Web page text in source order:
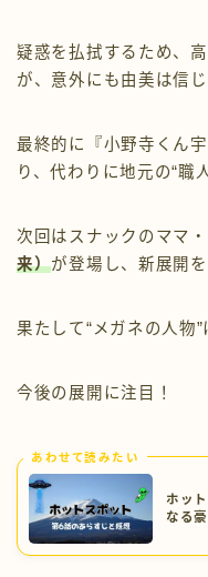
疑惑を払拭するため、
が、意外にも由美は信
最終的に『小野寺くん
り、代わりに地元の“職
次回はスナックのママ・
来）が登場し、新展開を
果たして“メガネの人物
今後の展開に注目！
あわせて読みたい
ホッ
なる